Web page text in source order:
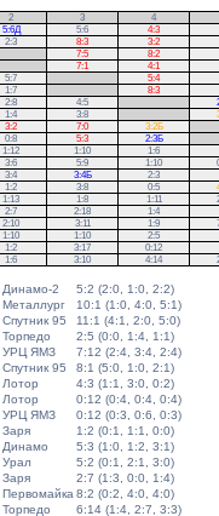
2 3
4
5:6Д 5:6
4:3
2:3 8:3
3:2
7:5
8:2
7:1
4:1
5:7
5:4
1:7
8:3
2:8 4:5
1:4 3:8
3:2 7:0 3:2Б
0:8 5:3 2:3Б
1:12 1:10
1:6
3:6 5:9 1:10
3:4 3:4Б
2:3
1:2 3:8 0:5
1:13 1:8 1:11
2:7 2:18
1:4
2:10 3:11 1:9
1:10 1:10
2:5
1:2 3:17
0:12
1:6 3:10 4:14
Динамо-2
5:2 (2:0, 1:0, 2:2)
Металлург
10:1 (1:0, 4:0, 5:1)
Спутник 95
11:1 (4:1, 2:0, 5:0)
Торпедо
2:5 (0:0, 1:4, 1:1)
УРЦ ЯМЗ
7:12 (2:4, 3:4, 2:4)
Спутник 95
8:1 (5:0, 1:0, 2:1)
Лотор
4:3 (1:1, 3:0, 0:2)
Лотор
0:12 (0:4, 0:4, 0:4)
УРЦ ЯМЗ
0:12 (0:3, 0:6, 0:3)
Заря
1:2 (0:1, 1:1, 0:0)
Динамо
5:3 (1:0, 1:2, 3:1)
Урал
5:2 (0:1, 2:1, 3:0)
Заря
2:7 (1:3, 0:0, 1:4)
Первомайка 8:2 (0:2, 4:0, 4:0)
Торпедо
6:14 (1:4, 2:7, 3:3)